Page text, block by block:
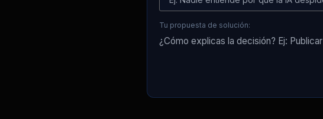
Tu propuesta de solución: